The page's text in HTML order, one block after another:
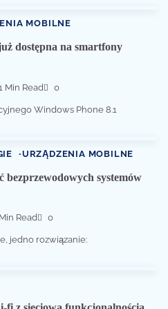
MOBILNE
dostępna na smartfony
Min Read 0
Windows Phone 8.1
URZĄDZENIA MOBILNE
bezprzewodowych systemów
Read 0
jedno rozwiązanie: